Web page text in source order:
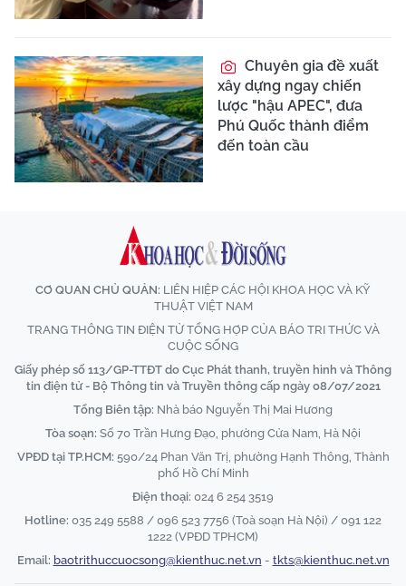
Chuyên gia đề xuất
xây dựng ngay chiến
lược "hậu APEC", đưa
Phú Quốc thành điểm
đến toàn cầu
CƠ QUAN CHỦ QUẢN: LIÊN HIỆP CÁC HỘI KHOA HỌC VÀ KỸ
THUẬT VIỆT NAM
TRANG THÔNG TIN ĐIỆN TỬ TỔNG HỢP CỦA BÁO TRI THỨC VÀ
CUỘC SỐNG
Giấy phép số 113/GP-TTĐT do Cục Phát thanh, truyền hình và Thông
tin điện tử - Bộ Thông tin và Truyền thông cấp ngày 08/07/2021
Tổng Biên tập: Nhà báo Nguyễn Thị Mai Hương
Tòa soạn: Số 70 Trần Hưng Đạo, phường Cửa Nam, Hà Nội
VPĐD tại TP.HCM: 590/24 Phan Văn Trị, phường Hạnh Thông, Thành
phố Hồ Chí Minh
Điện thoại: 024 6 254 3519
Hotline: 035 249 5588 / 096 523 7756 (Toà soạn Hà Nội) / 091 122
1222 (VPĐD TPHCM)
Email: baotrithuccuocsong@kienthuc.net.vn - tkts@kienthuc.net.vn